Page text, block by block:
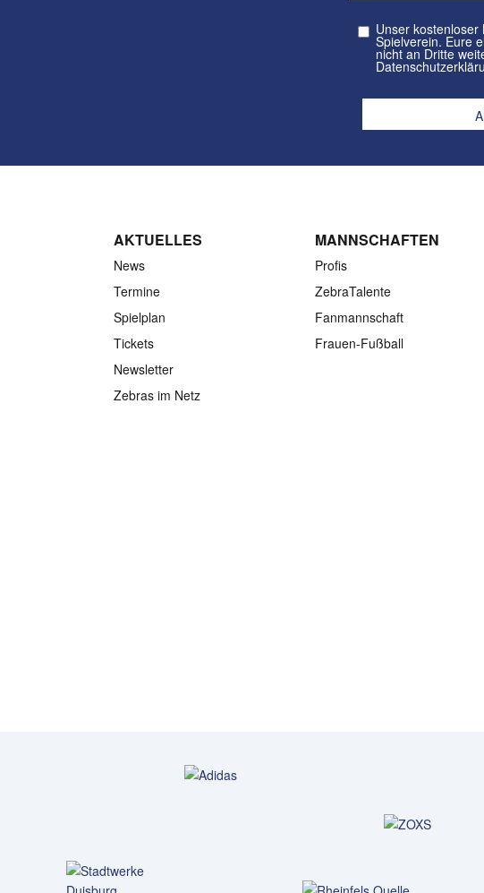
Unser kostenloser Newsletter informiert
Spielverein. Eure eingegebenen Daten
nicht an Dritte weitergegeben.
AKTUELLES
News
Termine
Spielplan
Tickets
Newsletter
Zebras im Netz
MANNSCHAFTEN
Profis
ZebraTalente
Fanmannschaft
Frauen-Fußball